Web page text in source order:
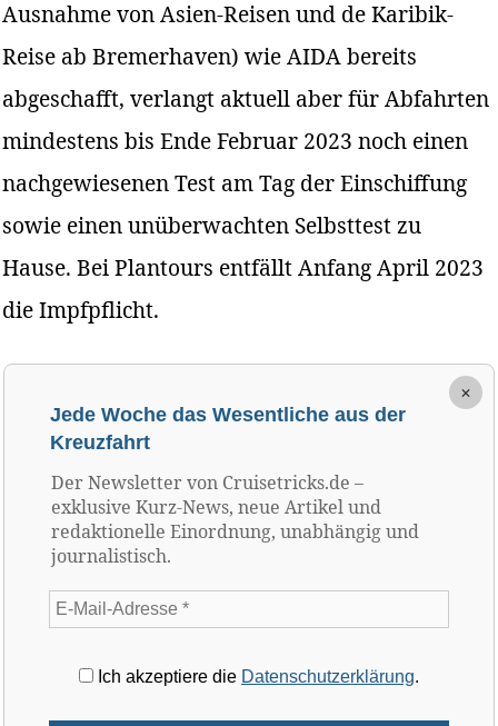
Ausnahme von Asien-Reisen und de Karibik-
Reise ab Bremerhaven) wie AIDA bereits
abgeschafft, verlangt aktuell aber für Abfahrten
mindestens bis Ende Februar 2023 noch einen
nachgewiesenen Test am Tag der Einschiffung
sowie einen unüberwachten Selbsttest zu
Hause. Bei Plantours entfällt Anfang April 2023
die Impfpflicht.
×
Jede Woche das Wesentliche aus der
Kreuzfahrt
Der Newsletter von Cruisetricks.de –
exklusive Kurz-News, neue Artikel und
redaktionelle Einordnung, unabhängig und
journalistisch.
Ich akzeptiere die Datenschutzerklärung.